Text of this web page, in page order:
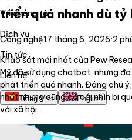
Về chúng tôi
Dịch vụ
Tin tức
Liên hệ
Tiếng Việt English
triển quá nhanh dù
Công nghệ17 tháng 6, 2026·2
Khảo sát mới nhất của Pew
Mỹ đã sử dụng chatbot, nhưng
phát triển quá nhanh. Đáng chú
nhất nhưng cũng có cái nhìn bi
với xã hội.